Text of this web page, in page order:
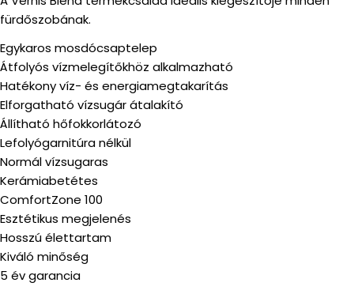
fürdőszobának.
Egykaros mosdócsaptelep
Átfolyós vízmelegítőkhöz alkalmazható
Hatékony víz- és energiamegtakarítás
Elforgatható vízsugár átalakító
Állítható hőfokkorlátozó
Lefolyógarnitúra nélkül
Normál vízsugaras
Kerámiabetétes
ComfortZone 100
Esztétikus megjelenés
Hosszú élettartam
Kiváló minőség
5 év garancia